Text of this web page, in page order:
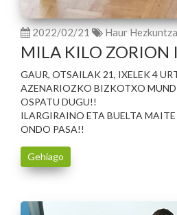
2022/02/21 Haur Hezkuntza
MILA KILO ZORION
GAUR, OTSAILAK 21, IXELEK 4
AZENARIOZKO BIZKOTXO
OSPATU DUGU!!
ILARGIRAINO ETA BUELTA
ONDO PASA!!
Gehiago